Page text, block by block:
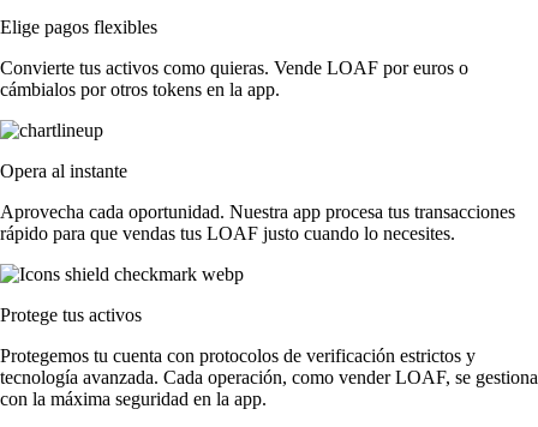
Elige pagos flexibles
Convierte tus activos como quieras. Vende LOAF por euros o
cámbialos por otros tokens en la app.
Opera al instante
Aprovecha cada oportunidad. Nuestra app procesa tus transacciones
rápido para que vendas tus LOAF justo cuando lo necesites.
Protege tus activos
Protegemos tu cuenta con protocolos de verificación estrictos y
tecnología avanzada. Cada operación, como vender LOAF, se gestiona
con la máxima seguridad en la app.